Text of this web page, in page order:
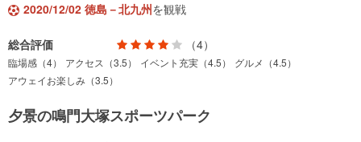
2020/12/02 徳島－北九州を観戦
総合評価 （4）
臨場感（4） アクセス（3.5） イベント充実（4.5）
グルメ（4.5）
アウェイお楽しみ（3.5）
夕景の鳴門大塚スポーツパーク